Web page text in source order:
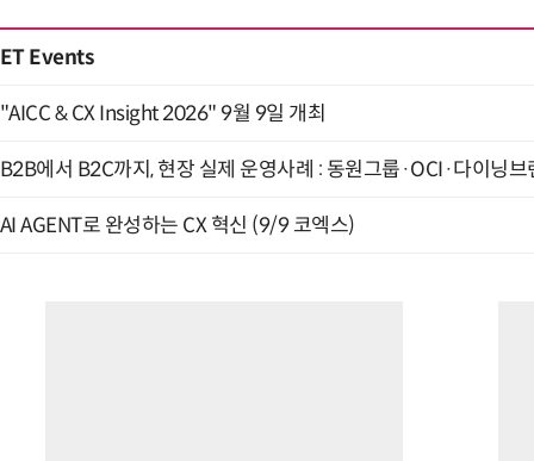
ET Events
"AICC & CX Insight 2026" 9월 9일 개최
B2B에서 B2C까지, 현장 실제 운영사례 : 동원그룹·OCI·다이닝
AI AGENT로 완성하는 CX 혁신 (9/9 코엑스)